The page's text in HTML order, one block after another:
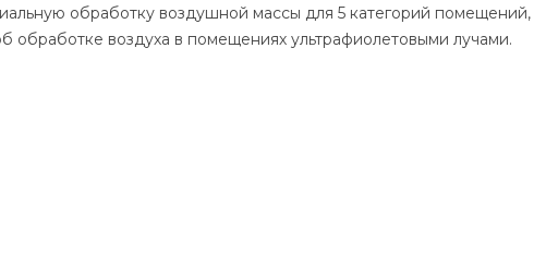
обработку воздушной массы для 5 категорий помещений,
обработке воздуха в помещениях ультрафиолетовыми лучами.